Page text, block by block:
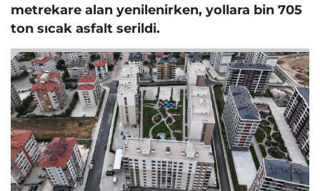
metrekare alan yenilenirken, yollara bin 705
ton sıcak asfalt serildi.